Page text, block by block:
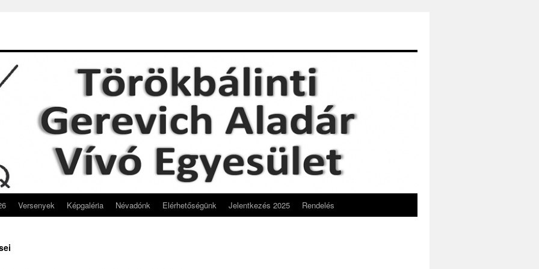
Versenyek Képgaléria Névadónk Elérhetőségünk Jelentkezés 2025 Rendelés